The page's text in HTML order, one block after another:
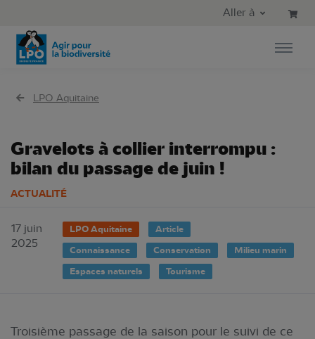
Aller au menu principal
Aller à
LPO Aquitaine
Gravelots à collier interrompu :
bilan du passage de juin !
ACTUALITÉ
17 juin
2025
LPO Aquitaine
Article
Connaissance
Conservation
Milieu marin
Espaces naturels
Tourisme
Troisième passage de la saison pour le suivi de ce